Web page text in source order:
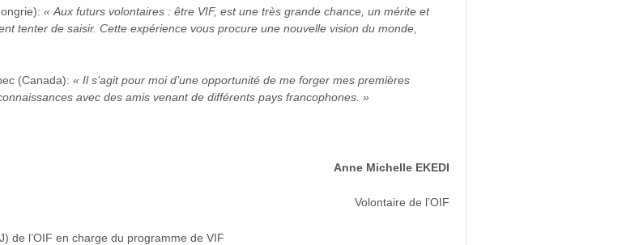
« Aux futurs volontaires : être VIF, est une très grande chance, un mérite et
tenter de saisir. Cette expérience vous procure une nouvelle vision du monde,
(Canada): « Il s’agit pour moi d’une opportunité de me forger mes premières
avec des amis venant de différents pays francophones. »
Anne Michelle EKEDI
Volontaire de l’OIF
de l’OIF en charge du programme de VIF